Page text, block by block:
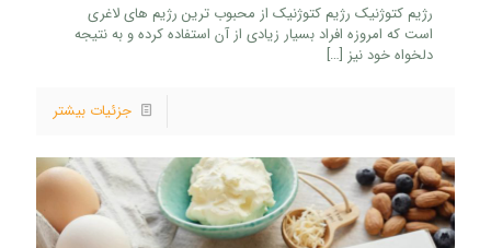
رژیم کتوژنیک رژیم کتوژنیک از محبوب ترین رژیم های لاغری
است که امروزه افراد بسیار زیادی از آن استفاده کرده و به نتیجه
دلخواه خود نیز […]
جزئیات بیشتر